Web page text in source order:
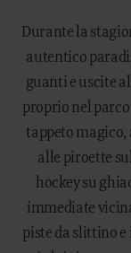
Durante la
autentico
guanti e uscite
proprio nel
tappeto
alle piroette
hockey su
immediate
piste da slittino